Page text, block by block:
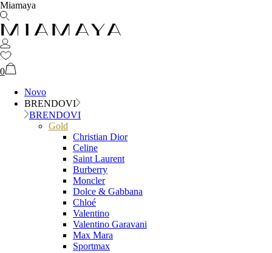
Miamaya
0
Novo
BRENDOVI
BRENDOVI
Gold
Christian Dior
Celine
Saint Laurent
Burberry
Moncler
Dolce & Gabbana
Chloé
Valentino
Valentino Garavani
Max Mara
Sportmax